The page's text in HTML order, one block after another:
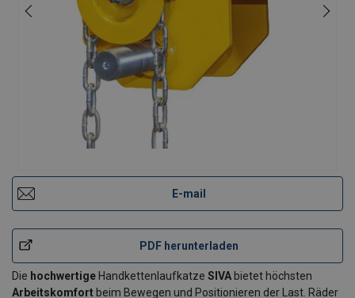
E-mail
PDF herunterladen
Die hochwertige Handkettenlaufkatze SIVA bietet höchsten
Arbeitskomfort beim Bewegen und Positionieren der Last. Räder